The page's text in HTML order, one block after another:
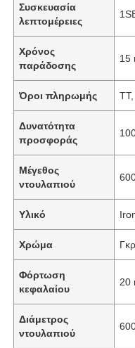
Συσκευασία
λεπτομέρειες
Χρόνος
παράδοσης
15
Όροι πληρωμής
Δυνατότητα
προσφοράς
Μέγεθος
ντουλαπιού
Υλικό
Χρώμα
Φόρτωση
κεφαλαίου
20
Διάμετρος
ντουλαπιού